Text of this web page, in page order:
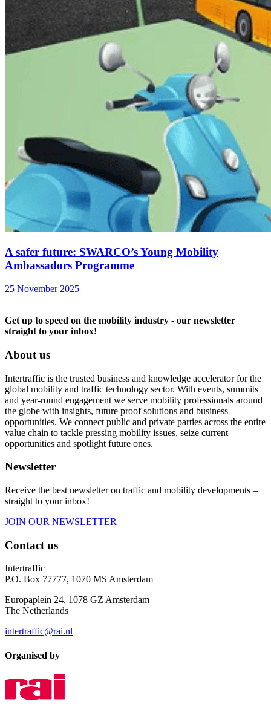
A safer future: SWARCO’s Young Mobility
Ambassadors Programme
25 November 2025
Get up to speed on the mobility industry - our newsletter
straight to your inbox!
About us
Intertraffic is the trusted business and knowledge accelerator for the
global mobility and traffic technology sector. With events, summits
and year-round engagement we serve mobility professionals around
the globe with insights, future proof solutions and business
opportunities. We connect public and private parties across the entire
value chain to tackle pressing mobility issues, seize current
opportunities and spotlight future ones.
Newsletter
Receive the best newsletter on traffic and mobility developments –
straight to your inbox!
JOIN OUR NEWSLETTER
Contact us
Intertraffic
P.O. Box 77777, 1070 MS Amsterdam
Europaplein 24, 1078 GZ Amsterdam
The Netherlands
intertraffic@rai.nl
Organised by